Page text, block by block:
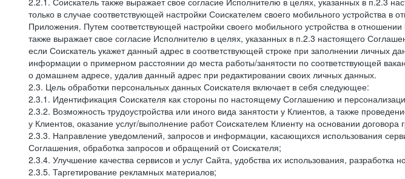
только в случае соответствующей настройки Соискателем своего мобильного устройства
Приложения. Путем соответствующей настройки своего мобильного устройства в
также выражает свое согласие Исполнителю в целях, указанных в п.2.3 настоящего
если Соискатель укажет данный адрес в соответствующей строке при заполнении личных
информации о примерном расстоянии до места работы/занятости по соответствующей
о домашнем адресе, удалив данный адрес при редактировании своих личных данных.
2.3. Цель обработки персональных данных Соискателя включает в себя следующее:
2.3.1. Идентификация Соискателя как стороны по настоящему Соглашению и
2.3.2. Возможность трудоустройства или иного вида занятости у Клиентов, а также
у Клиентов, оказание услуг/выполнение работ Соискателем Клиенту на основании договора
2.3.3. Направление уведомлений, запросов и информации, касающихся использования
Соглашения, обработка запросов и обращений от Соискателя;
2.3.4. Улучшение качества сервисов и услуг Сайта, удобства их использования, разработка
2.3.5. Таргетирование рекламных материалов;